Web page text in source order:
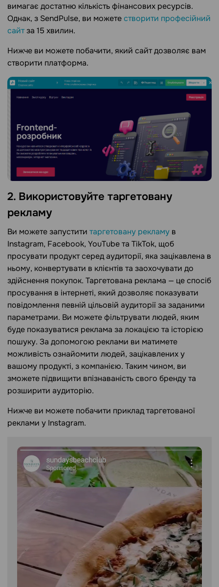
вимагає достатню кількість фінансових ресурсів.
Однак, з SendPulse, ви можетестворити професійний
сайтза 15 хвилин.
Нижче ви можете побачити, який сайт дозволяє вам
створити платформа.
2. Використовуйте таргетовану
рекламу
Ви можете запустити таргетовану рекламу в
Instagram, Facebook, YouTube та TikTok, щоб
просувати продукт серед аудиторії, яка зацікавлена в
ньому, конвертувати в клієнтів та заохочувати до
здійснення покупок. Таргетована реклама — це спосіб
просування в інтернеті, який дозволяє показувати
повідомлення певній цільовій аудиторії за заданими
параметрами. Ви можете фільтрувати людей, яким
буде показуватися реклама за локацією та історією
пошуку. За допомогою реклами ви матимете
можливість ознайомити людей, зацікавлених у
вашому продукті, з компанією. Таким чином, ви
зможете підвищити впізнаваність свого бренду та
розширити аудиторію.
Нижче ви можете побачити приклад таргетованої
реклами у Instagram.